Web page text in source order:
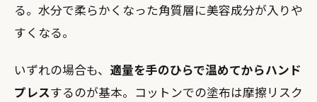
る。水分で柔らかくなった角質層に美容成分が入りや
すくなる。
いずれの場合も、 適量を手のひらで温めてからハンド
プレスするのが基本。コットンでの塗布は摩擦リスク